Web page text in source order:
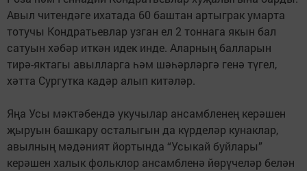
Авыл читендәге ихатада 60 баштан артыграк умарта
тотучы Кондратьевлар узган ел 2 тоннага якын бал
сатуын хәбәр иткән идек инде. Аларның балларын
тирә-яктагы авылларга һәм шәһәрләргә генә түгел,
хәтта Сургутка кадәр алып китәләр.
Яңа Усы мәктәбендә укучылар ансамбленең керәшен
җыруын башкару осталыгын да күрделәр кунаклар,
авылның мәдәният йортында “Усыкай буйлары”
керәшен халык фольклор ансамбленә йөрүчеләр белән